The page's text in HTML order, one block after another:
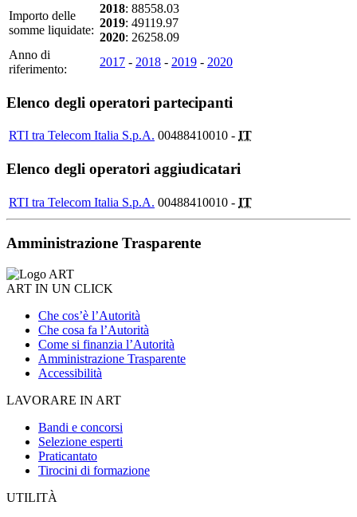
Importo delle
somme liquidate:
2018: 88558.03
2019: 49119.97
2020: 26258.09
Anno di
riferimento:
2017 - 2018 - 2019 - 2020
Elenco degli operatori partecipanti
RTI tra Telecom Italia S.p.A. 00488410010 - IT
Elenco degli operatori aggiudicatari
RTI tra Telecom Italia S.p.A. 00488410010 - IT
Amministrazione Trasparente
ART IN UN CLICK
Che cos’è l’Autorità
Che cosa fa l’Autorità
Come si finanzia l’Autorità
Amministrazione Trasparente
Accessibilità
LAVORARE IN ART
Bandi e concorsi
Selezione esperti
Praticantato
Tirocini di formazione
UTILITÀ